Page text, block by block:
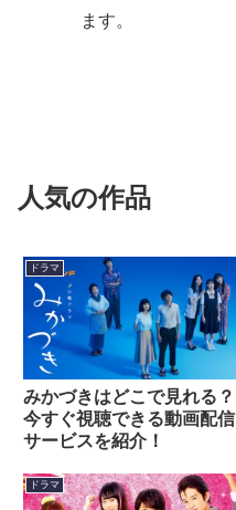
ます。
人気の作品
ドラマ
みかづきはどこで見れる？
今すぐ視聴できる動画配信
サービスを紹介！
ドラマ